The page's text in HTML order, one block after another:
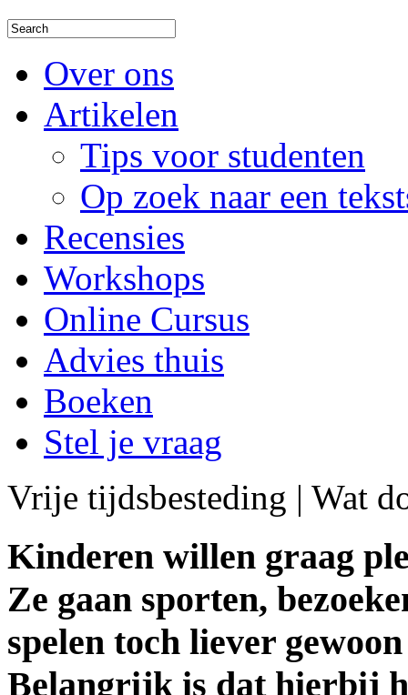
Over ons
Artikelen
Tips voor studenten
Op zoek naar een
Recensies
Workshops
Online Cursus
Advies thuis
Boeken
Stel je vraag
Vrije tijdsbesteding | Wat
Kinderen willen graag
Ze gaan sporten,
spelen toch liever
Belangrijk is dat hierbij